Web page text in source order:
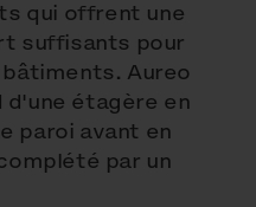
qui offrent une
suffisants pour
Aureo
étagère en
paroi avant en
par un